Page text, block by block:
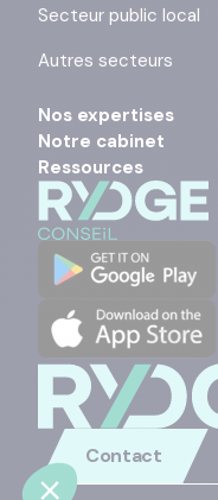
Secteur public local
Autres secteurs
Nos expertises
Notre cabinet
Ressources
Contact